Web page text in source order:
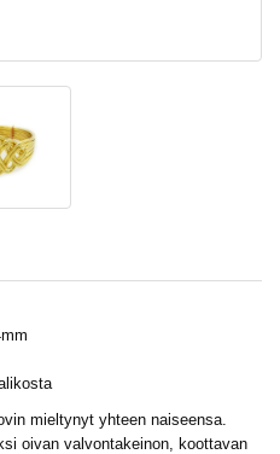
mieltynyt yhteen naiseensa.
oivan valvontakeinon, koottavan